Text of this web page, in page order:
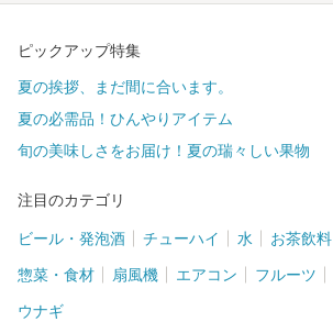
ピックアップ特集
夏の挨拶、まだ間に合います。
夏の必需品！ひんやりアイテム
旬の美味しさをお届け！夏の瑞々しい果物
注目のカテゴリ
ビール・発泡酒 チューハイ 水 お茶飲料
惣菜・食材 扇風機 エアコン フルーツ
ウナギ